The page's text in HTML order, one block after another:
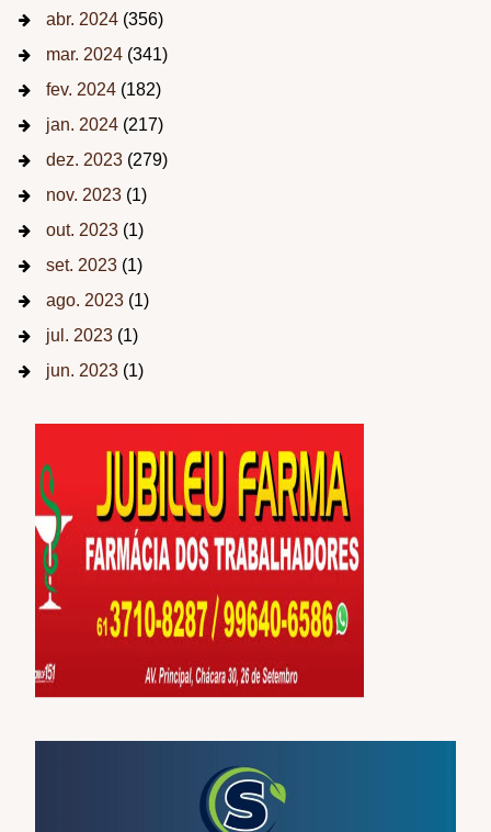
abr. 2024 (356)
mar. 2024 (341)
fev. 2024 (182)
jan. 2024 (217)
dez. 2023 (279)
nov. 2023 (1)
out. 2023 (1)
set. 2023 (1)
ago. 2023 (1)
jul. 2023 (1)
jun. 2023 (1)